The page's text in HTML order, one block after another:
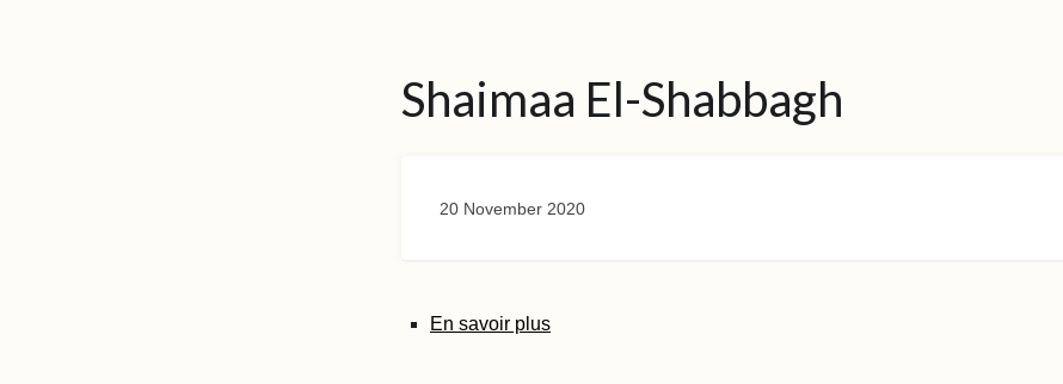
Shaimaa El-Shabbagh
20 November 2020
En savoir plus